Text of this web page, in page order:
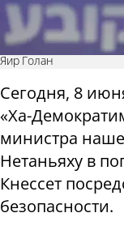
Яир Голан
Сегодня, 8
«Ха-
министра
Нетаньяху в
Кнессет
безопасности.